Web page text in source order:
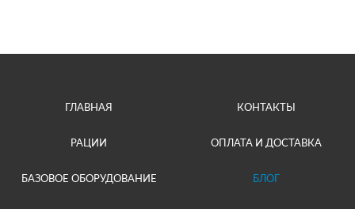
ГЛАВНАЯ
РАЦИИ
БАЗОВОЕ ОБОРУДОВАНИЕ
КОНТАКТЫ
ОПЛАТА И ДОСТАВКА
БЛОГ